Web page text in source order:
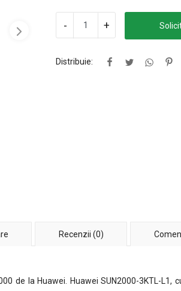
- +
Distribuie:
Recenzii (0)
de la Huawei. Huawei SUN2000-3KTL-